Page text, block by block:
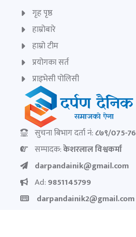
गृह पृष्ठ
हाम्रोबारे
हाम्रो टीम
प्रयोगका सर्त
प्राइभेसी पोलिसी
सुचना बिभाग दर्ता नं:८७९/075-76
सम्पादक:केशरलाल विश्वकर्मा
darpandainik@gmail.com
Ad:9851145799
darpandainik2@gmail.com